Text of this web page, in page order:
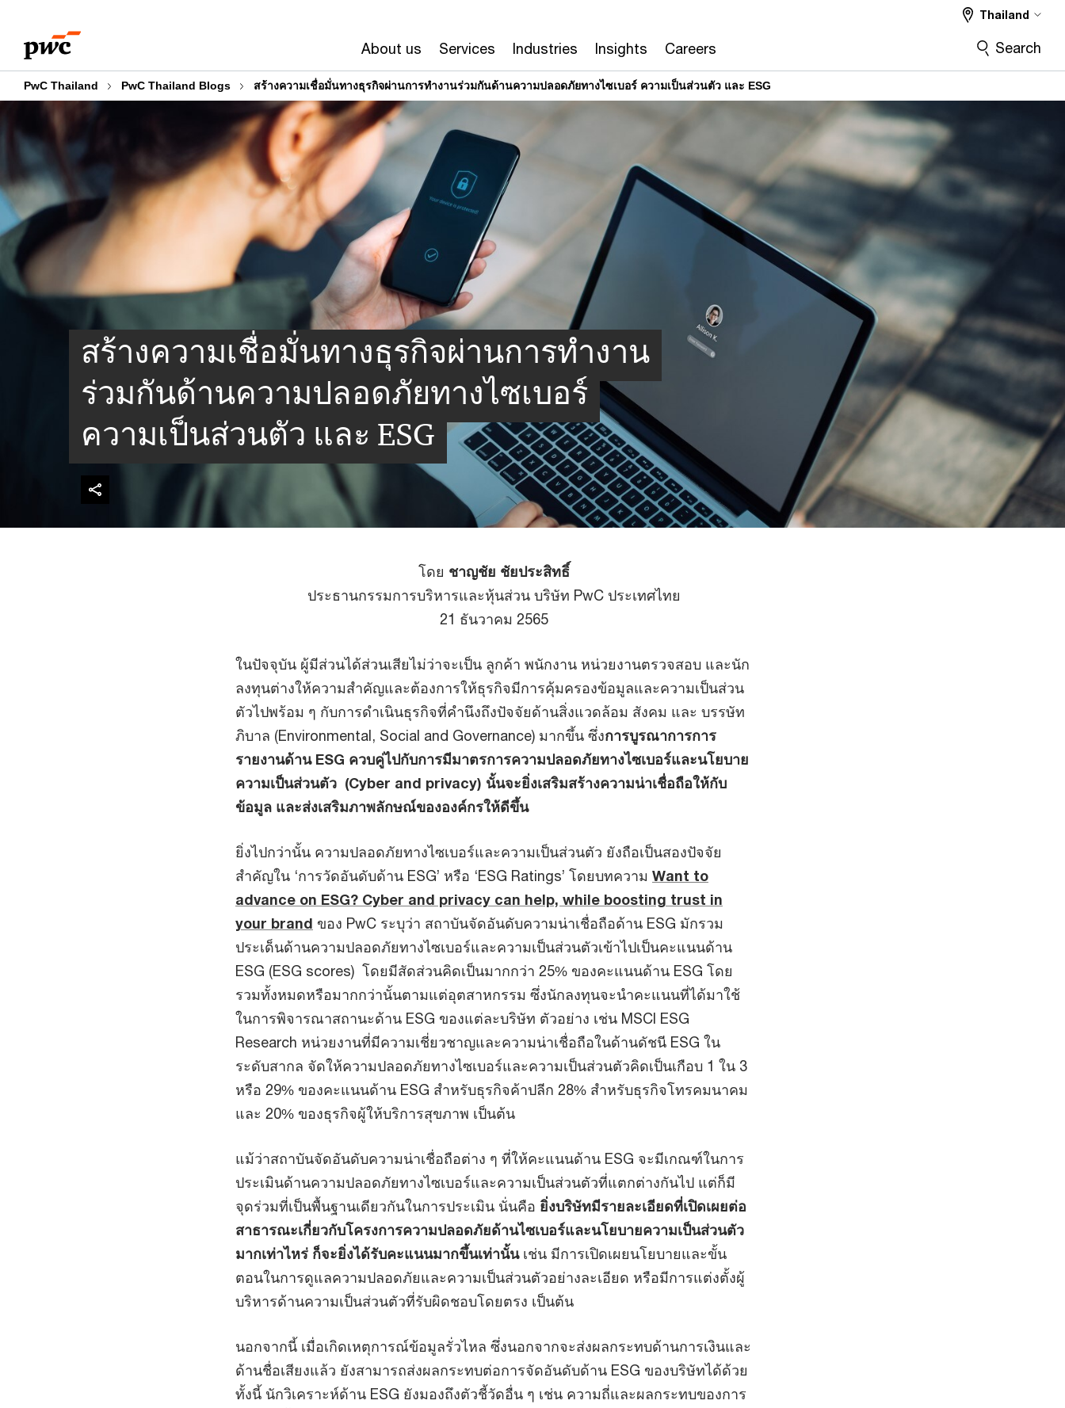
content
footer
About us Services Industries Insights Careers
Thailand
Search
PwC Thailand PwC Thailand Blogs สร้างความเชื่อมั่นทางธุรกิจผ่านการทำงานร่วมกันด้านความปลอดภัยทางไซเบอร์ ความเป็นส่วนตัว และ ESG
สร้างความเชื่อมั่นทางธุรกิจผ่านการทำงาน
ร่วมกันด้านความปลอดภัยทางไซเบอร์
ความเป็นส่วนตัว และ ESG
โดย ชาญชัย ชัยประสิทธิ์
ประธานกรรมการบริหารและหุ้นส่วน บริษัท PwC ประเทศไทย
21 ธันวาคม 2565
ในปัจจุบัน ผู้มีส่วนได้ส่วนเสียไม่ว่าจะเป็น ลูกค้า พนักงาน หน่วยงานตรวจสอบ และนัก
ลงทุนต่างให้ความสำคัญและต้องการให้ธุรกิจมีการคุ้มครองข้อมูลและความเป็นส่วน
ตัวไปพร้อม ๆ กับการดำเนินธุรกิจที่คำนึงถึงปัจจัยด้านสิ่งแวดล้อม สังคม และ บรรษัท
ภิบาล (Environmental, Social and Governance) มากขึ้น ซึ่งการบูรณาการการ
รายงานด้าน ESG ควบคู่ไปกับการมีมาตรการความปลอดภัยทางไซเบอร์และนโยบาย
ความเป็นส่วนตัว (Cyber and privacy) นั้นจะยิ่งเสริมสร้างความน่าเชื่อถือให้กับ
ข้อมูล และส่งเสริมภาพลักษณ์ขององค์กรให้ดีขึ้น
ยิ่งไปกว่านั้น ความปลอดภัยทางไซเบอร์และความเป็นส่วนตัว ยังถือเป็นสองปัจจัย
สำคัญใน ‘การวัดอันดับด้าน ESG’ หรือ ‘ESG Ratings’ โดยบทความ Want to
advance on ESG? Cyber and privacy can help, while boosting trust in
your brand ของ PwC ระบุว่า สถาบันจัดอันดับความน่าเชื่อถือด้าน ESG มักรวม
ประเด็นด้านความปลอดภัยทางไซเบอร์และความเป็นส่วนตัวเข้าไปเป็นคะแนนด้าน
ESG (ESG scores) โดยมีสัดส่วนคิดเป็นมากกว่า 25% ของคะแนนด้าน ESG โดย
รวมทั้งหมดหรือมากกว่านั้นตามแต่อุตสาหกรรม ซึ่งนักลงทุนจะนำคะแนนที่ได้มาใช้
ในการพิจารณาสถานะด้าน ESG ของแต่ละบริษัท ตัวอย่าง เช่น MSCI ESG
Research หน่วยงานที่มีความเชี่ยวชาญและความน่าเชื่อถือในด้านดัชนี ESG ใน
ระดับสากล จัดให้ความปลอดภัยทางไซเบอร์และความเป็นส่วนตัวคิดเป็นเกือบ 1 ใน 3
หรือ 29% ของคะแนนด้าน ESG สำหรับธุรกิจค้าปลีก 28% สำหรับธุรกิจโทรคมนาคม
และ 20% ของธุรกิจผู้ให้บริการสุขภาพ เป็นต้น
แม้ว่าสถาบันจัดอันดับความน่าเชื่อถือต่าง ๆ ที่ให้คะแนนด้าน ESG จะมีเกณฑ์ในการ
ประเมินด้านความปลอดภัยทางไซเบอร์และความเป็นส่วนตัวที่แตกต่างกันไป แต่ก็มี
จุดร่วมที่เป็นพื้นฐานเดียวกันในการประเมิน นั่นคือ ยิ่งบริษัทมีรายละเอียดที่เปิดเผยต่อ
สาธารณะเกี่ยวกับโครงการความปลอดภัยด้านไซเบอร์และนโยบายความเป็นส่วนตัว
มากเท่าไหร่ ก็จะยิ่งได้รับคะแนนมากขึ้นเท่านั้นเช่น มีการเปิดเผยนโยบายและขั้น
ตอนในการดูแลความปลอดภัยและความเป็นส่วนตัวอย่างละเอียด หรือมีการแต่งตั้งผู้
บริหารด้านความเป็นส่วนตัวที่รับผิดชอบโดยตรง เป็นต้น
นอกจากนี้ เมื่อเกิดเหตุการณ์ข้อมูลรั่วไหล ซึ่งนอกจากจะส่งผลกระทบด้านการเงินและ
ด้านชื่อเสียงแล้ว ยังสามารถส่งผลกระทบต่อการจัดอันดับด้าน ESG ของบริษัทได้ด้วย
ทั้งนี้ นักวิเคราะห์ด้าน ESG ยังมองถึงตัวชี้วัดอื่น ๆ เช่น ความถี่และผลกระทบของการ